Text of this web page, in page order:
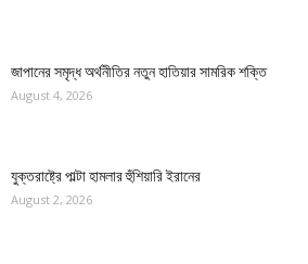
জাপানের সমৃদ্ধ অর্থনীতির নতুন হাতিয়ার সামরিক শক্তি
August 4, 2026
যুক্তরাষ্ট্রে পাল্টা হামলার হুঁশিয়ারি ইরানের
August 2, 2026